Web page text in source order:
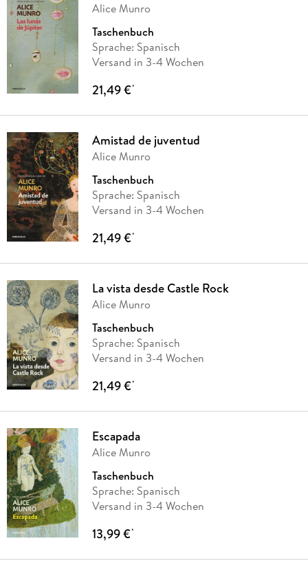
Alice Munro
Taschenbuch
Sprache: Spanisch
Versand in 3-4 Wochen
21,49 €*
Amistad de juventud
Alice Munro
Taschenbuch
Sprache: Spanisch
Versand in 3-4 Wochen
21,49 €*
La vista desde Castle Rock
Alice Munro
Taschenbuch
Sprache: Spanisch
Versand in 3-4 Wochen
21,49 €*
Escapada
Alice Munro
Taschenbuch
Sprache: Spanisch
Versand in 3-4 Wochen
13,99 €*